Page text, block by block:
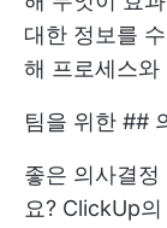
대한 정보를
해 프로세스와
팀을 위한 ##
좋은 의사결
요? ClickUp